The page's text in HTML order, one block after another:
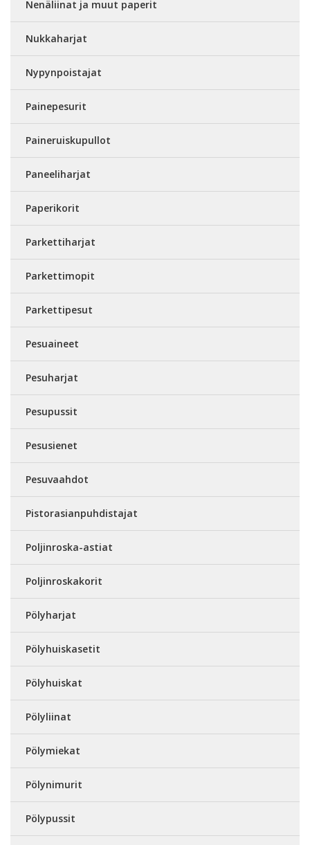
Nenäliinat ja muut paperit
Nukkaharjat
Nypynpoistajat
Painepesurit
Paineruiskupullot
Paneeliharjat
Paperikorit
Parkettiharjat
Parkettimopit
Parkettipesut
Pesuaineet
Pesuharjat
Pesupussit
Pesusienet
Pesuvaahdot
Pistorasianpuhdistajat
Poljinroska-astiat
Poljinroskakorit
Pölyharjat
Pölyhuiskasetit
Pölyhuiskat
Pölyliinat
Pölymiekat
Pölynimurit
Pölypussit